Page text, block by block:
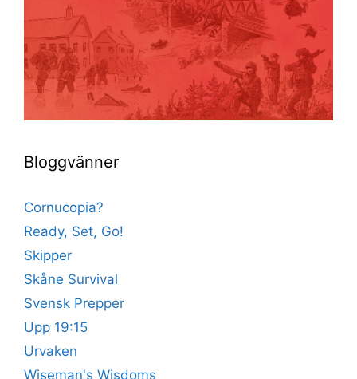
Bloggvänner
Cornucopia?
Ready, Set, Go!
Skipper
Skåne Survival
Svensk Prepper
Upp 19:15
Urvaken
Wiseman's Wisdoms